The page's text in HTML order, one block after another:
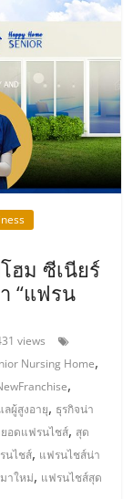
ฮม ซีเนียร์
“แฟรน
views
Nursing Home,
,
ลผู้สูงอายุ, ธุรกิจน่า
อดแฟรนไชส์, สุด
นไชส์, แฟรนไชส์น่า
าใหม่, แฟรนไชส์สุด